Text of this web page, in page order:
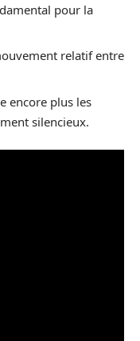
pour la
relatif entre
encore plus les
silencieux.